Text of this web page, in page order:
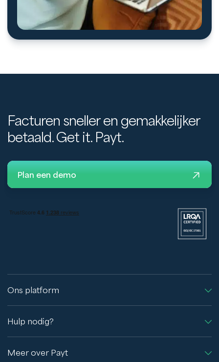
Facturen sneller en gemakkelijker
betaald. Get it. Payt.
Plan een demo
Ons platform
Hulp nodig?
Meer over Payt